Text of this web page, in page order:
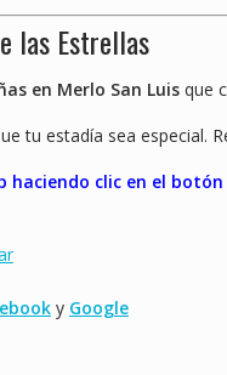
las Estrellas
en Merlo San Luis que
tu estadía sea especial.
haciendo clic en el
y Google